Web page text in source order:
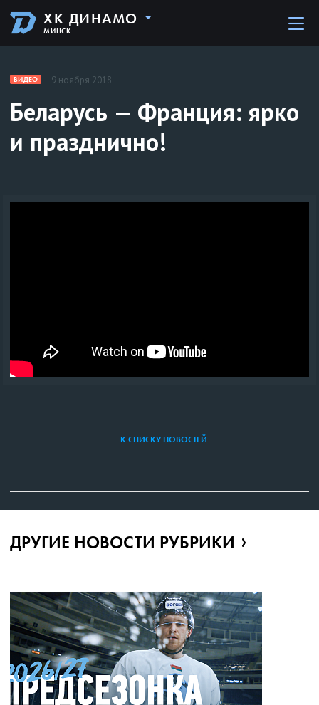
ХК ДИНАМО
МИНСК
ВИДЕО 9 ноября 2018
Беларусь — Франция: ярко
и празднично!
К СПИСКУ НОВОСТЕЙ
ДРУГИЕ НОВОСТИ РУБРИКИ